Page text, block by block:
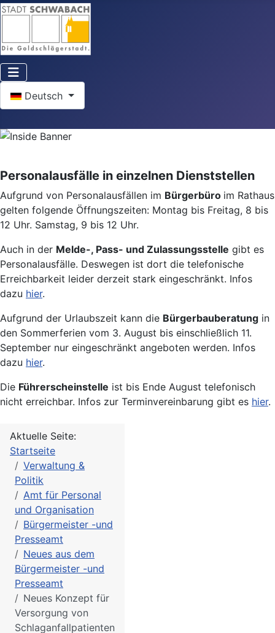
Deutsch
Personalausfälle in einzelnen Dienststellen
Aufgrund von Personalausfällen im Bürgerbüro im Rathaus
gelten folgende Öffnungszeiten: Montag bis Freitag, 8 bis
12 Uhr. Samstag, 9 bis 12 Uhr.
Auch in der Melde-, Pass- und Zulassungsstelle gibt es
Personalausfälle. Deswegen ist dort die telefonische
Erreichbarkeit leider derzeit stark eingeschränkt. Infos
dazu hier.
Aufgrund der Urlaubszeit kann die Bürgerbauberatung in
den Sommerferien vom 3. August bis einschließlich 11.
September nur eingeschränkt angeboten werden. Infos
dazu hier.
Die Führerscheinstelle ist bis Ende August telefonisch
nicht erreichbar. Infos zur Terminvereinbarung gibt es hier.
Aktuelle Seite:
Startseite
Verwaltung &
Politik
Amt für Personal
und Organisation
Bürgermeister -und
Presseamt
Neues aus dem
Bürgermeister -und
Presseamt
Neues Konzept für
Versorgung von
Schlaganfallpatienten